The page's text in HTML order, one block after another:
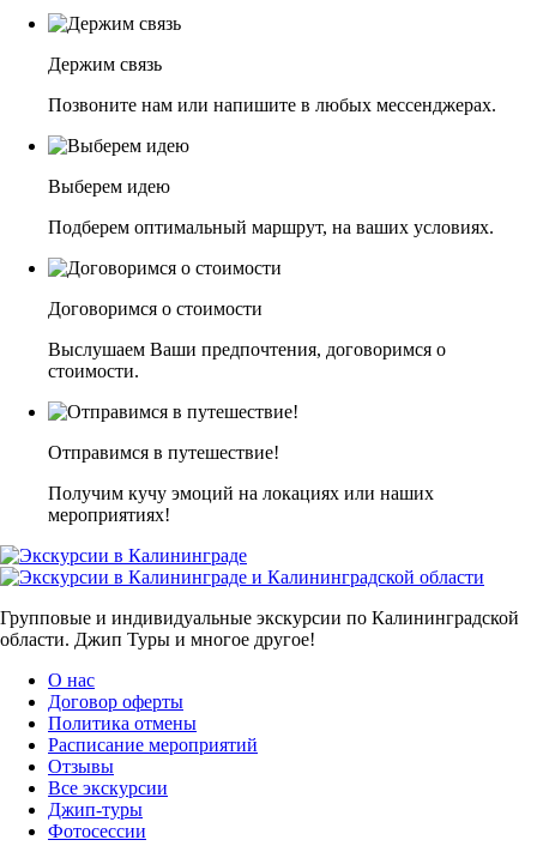
Держим связь
Позвоните нам или напишите в любых мессенджерах.
Выберем идею
Подберем оптимальный маршрут, на ваших условиях.
Договоримся о стоимости
Выслушаем Ваши предпочтения, договоримся о
стоимости.
Отправимся в путешествие!
Получим кучу эмоций на локациях или наших
мероприятиях!
Групповые и индивидуальные экскурсии по Калининградской
области. Джип Туры и многое другое!
О нас
Договор оферты
Политика отмены
Расписание мероприятий
Отзывы
Все экскурсии
Джип-туры
Фотосессии